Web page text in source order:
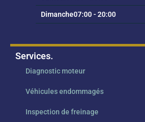
Dimanche07:00 - 20:00
Services.
Diagnostic moteur
Véhicules endommagés
Inspection de freinage